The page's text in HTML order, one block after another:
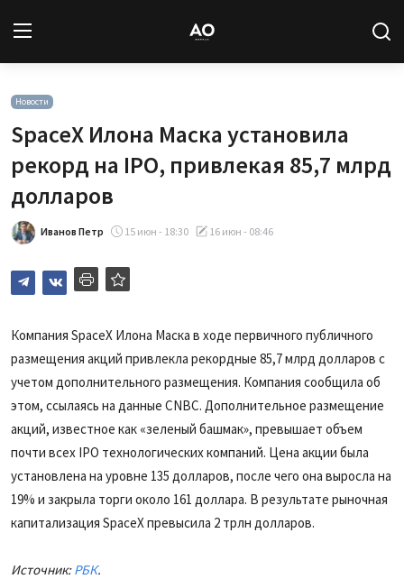
Новости
Статьи
Авторы
Архив
База знаний
Новости
SpaceX Илона Маска установила
рекорд на IPO, привлекая 85,7 млрд
долларов
Иванов Петр 15 июн - 18:30 16 июн - 08:46
Компания SpaceX Илона Маска в ходе первичного публичного
размещения акций привлекла рекордные 85,7 млрд долларов с
учетом дополнительного размещения. Компания сообщила об
этом, ссылаясь на данные CNBC. Дополнительное размещение
акций, известное как «зеленый башмак», превышает объем
почти всех IPO технологических компаний. Цена акции была
установлена на уровне 135 долларов, после чего она выросла на
19% и закрыла торги около 161 доллара. В результате рыночная
капитализация SpaceX превысила 2 трлн долларов.
Источник:РБК.